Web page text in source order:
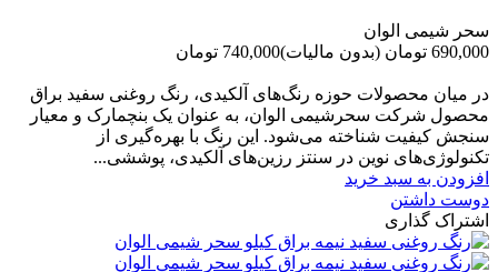
سحر شیمی الوان
690,000 تومان
(بدون مالیات)740,000 تومان
در میان محصولات حوزه رنگ‌های آلکیدی، رنگ روغنی سفید براق
محصول شرکت سحرشیمی الوان، به عنوان یک بنچمارک و معیار
سنجش کیفیت شناخته می‌شود. این رنگ با بهره‌گیری از
تکنولوژی‌های نوین در سنتز رزین‌های آلکیدی، پوششی...
افزودن به سبد خرید
دوست داشتن
اشتراک گذاری